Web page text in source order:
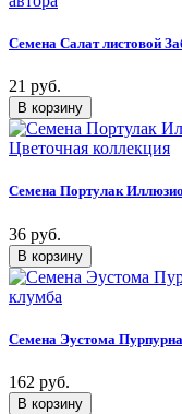
Семена Салат листовой
21 руб.
Семена Портулак
36 руб.
Семена Эустома
162 руб.